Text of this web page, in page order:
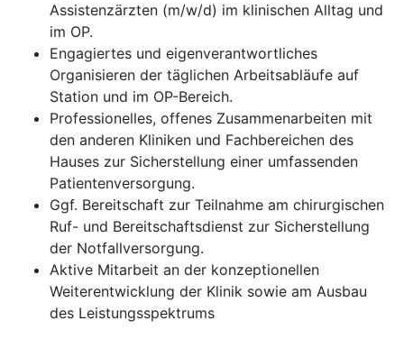
Assistenzärzten (m/w/d) im klinischen Alltag und
im OP.
Engagiertes und eigenverantwortliches
Organisieren der täglichen Arbeitsabläufe auf
Station und im OP-Bereich.
Professionelles, offenes Zusammenarbeiten mit
den anderen Kliniken und Fachbereichen des
Hauses zur Sicherstellung einer umfassenden
Patientenversorgung.
Ggf. Bereitschaft zur Teilnahme am chirurgischen
Ruf- und Bereitschaftsdienst zur Sicherstellung
der Notfallversorgung.
Aktive Mitarbeit an der konzeptionellen
Weiterentwicklung der Klinik sowie am Ausbau
des Leistungsspektrums